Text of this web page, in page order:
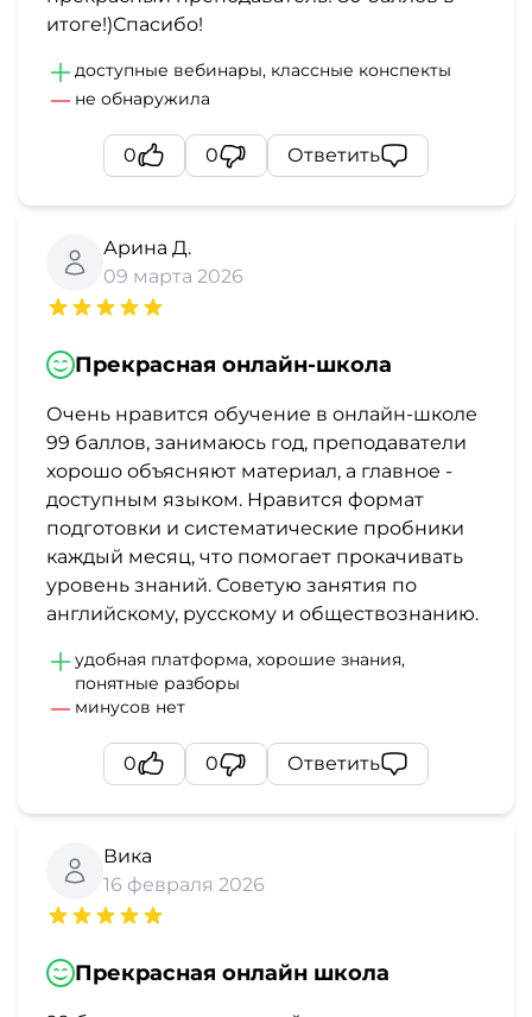
итоге!)Спасибо!
доступные вебинары, классные конспекты
не обнаружила
0 0 Ответить
Арина Д.
09 марта 2026
Прекрасная онлайн-школа
Очень нравится обучение в онлайн-школе
99 баллов, занимаюсь год, преподаватели
хорошо объясняют материал, а главное -
доступным языком. Нравится формат
подготовки и систематические пробники
каждый месяц, что помогает прокачивать
уровень знаний. Советую занятия по
английскому, русскому и обществознанию.
удобная платформа, хорошие знания,
понятные разборы
минусов нет
0 0 Ответить
Вика
16 февраля 2026
Прекрасная онлайн школа